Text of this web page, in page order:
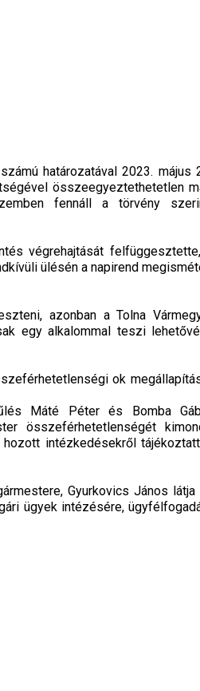
határozatával 2023. május
összeegyeztethetetlen
fennáll a törvény
végrehajtását
ülésén a napirend
azonban a Tolna
egy alkalommal teszi
ok
Máté Péter és Bomba
összeférhetetlenségét
hozott intézkedésekről
Gyurkovics János látja
ügyek intézésére,